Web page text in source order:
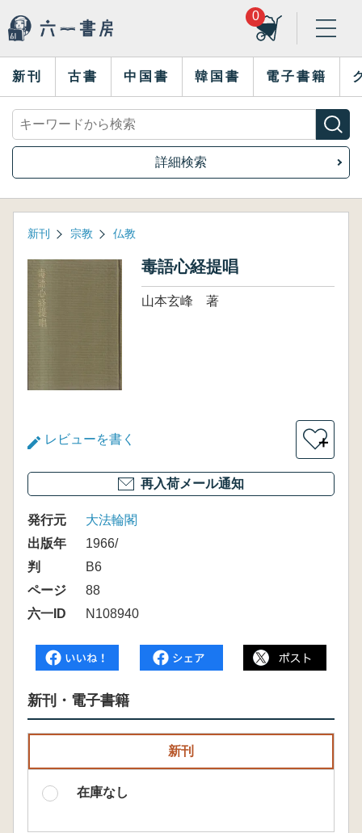
0
新刊 古書 中国書 韓国書 電子書籍
詳細検索
新刊 宗教 仏教
毒語心経提唱
山本玄峰 著
レビューを書く ＋
再入荷メール通知
発行元
大法輪閣
出版年
1966/
判
B6
ページ
88
六一ID
N108940
新刊・電子書籍
新刊
在庫なし